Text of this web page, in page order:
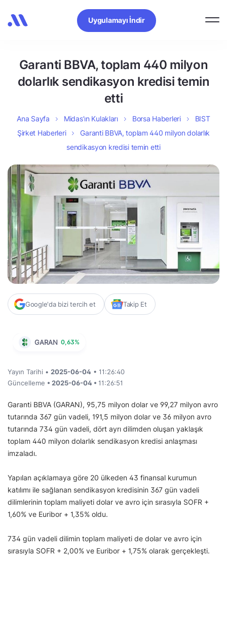
Uygulamayı İndir
Garanti BBVA, toplam 440 milyon
dolarlık sendikasyon kredisi temin
etti
Ana Sayfa Midas’ın Kulakları Borsa Haberleri
BIST
Şirket Haberleri
Garanti BBVA, toplam 440 milyon dolarlık
sendikasyon kredisi temin etti
Google'da bizi tercih et Takip Et
GARAN 0,63%
Yayın Tarihi • 2025-06-04 • 11:26:40
Güncelleme • 2025-06-04 • 11:26:51
Garanti BBVA (GARAN), 95,75 milyon dolar ve 99,27 milyon avro
tutarında 367 gün vadeli, 191,5 milyon dolar ve 36 milyon avro
tutarında 734 gün vadeli, dört ayrı dilimden oluşan yaklaşık
toplam 440 milyon dolarlık sendikasyon kredisi anlaşması
imzaladı.
Yapılan açıklamaya göre 20 ülkeden 43 finansal kurumun
katılımı ile sağlanan sendikasyon kredisinin 367 gün vadeli
dilimlerinin toplam maliyeti dolar ve avro için sırasıyla SOFR +
1,60% ve Euribor + 1,35% oldu.
734 gün vadeli dilimin toplam maliyeti de dolar ve avro için
sırasıyla SOFR + 2,00% ve Euribor + 1,75% olarak gerçekleşti.